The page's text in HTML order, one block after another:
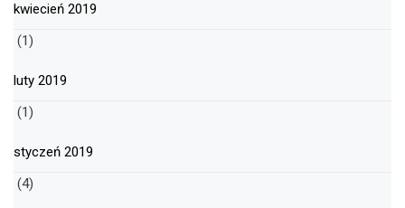
kwiecień 2019
(1)
luty 2019
(1)
styczeń 2019
(4)